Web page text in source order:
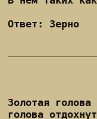
Ответ: Зерно
Золотая
голова